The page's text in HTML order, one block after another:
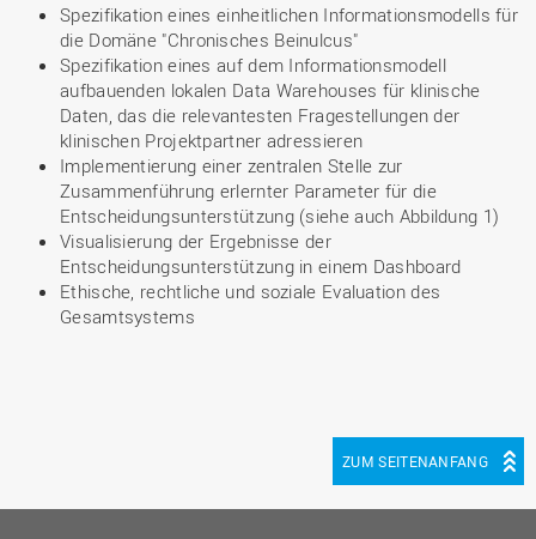
Spezifikation eines einheitlichen Informationsmodells für
die Domäne "Chronisches Beinulcus"
Spezifikation eines auf dem Informationsmodell
aufbauenden lokalen Data Warehouses für klinische
Daten, das die relevantesten Fragestellungen der
klinischen Projektpartner adressieren
Implementierung einer zentralen Stelle zur
Zusammenführung erlernter Parameter für die
Entscheidungsunterstützung (siehe auch Abbildung 1)
Visualisierung der Ergebnisse der
Entscheidungsunterstützung in einem Dashboard
Ethische, rechtliche und soziale Evaluation des
Gesamtsystems
ZUM SEITENANFANG